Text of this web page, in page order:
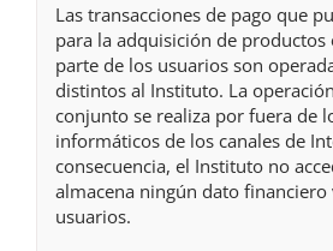
Las transacciones de pago que
para la adquisición de productos
parte de los usuarios son
distintos al Instituto. La
conjunto se realiza por fuera de
informáticos de los canales de
consecuencia, el Instituto no
almacena ningún dato
usuarios.